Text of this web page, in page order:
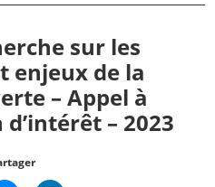
sur les
enjeux de la
– Appel à
– 2023